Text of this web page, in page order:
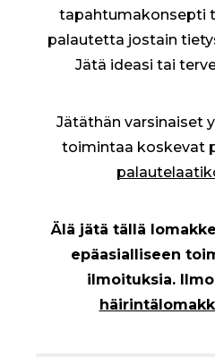
tapahtumakonsepti
palautetta jostain
Jätä ideasi tai
Jätäthän varsinaiset
toimintaa koskevat
Älä jätä tällä
epäasialliseen
ilmoituksia.